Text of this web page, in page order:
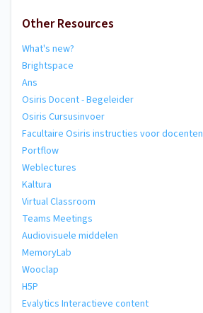
Other Resources
What's new?
Brightspace
Ans
Osiris Docent - Begeleider
Osiris Cursusinvoer
Facultaire Osiris instructies voor docenten
Portflow
Weblectures
Kaltura
Virtual Classroom
Teams Meetings
Audiovisuele middelen
MemoryLab
Wooclap
H5P
Evalytics Interactieve content